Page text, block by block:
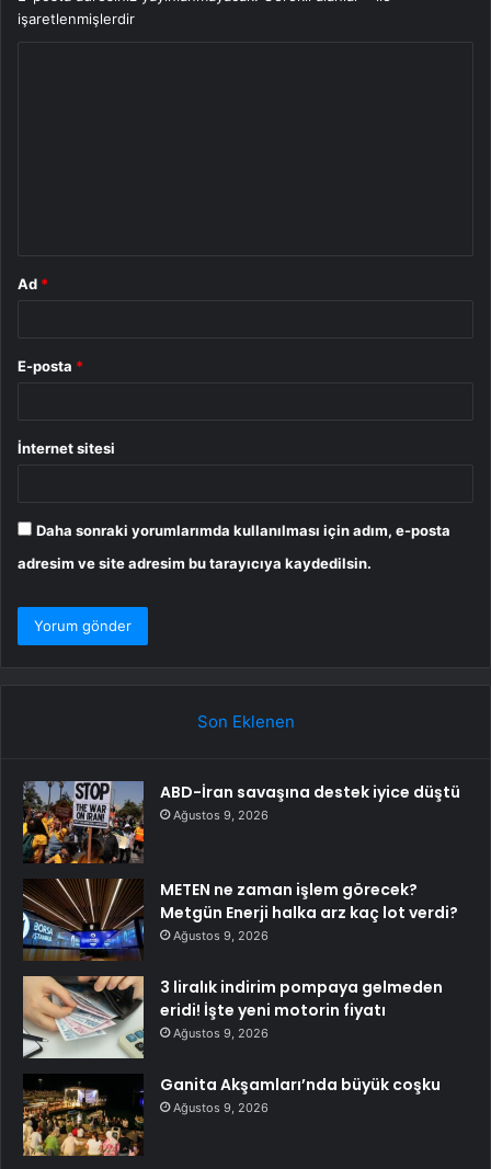
işaretlenmişlerdir
Ad *
E-posta *
İnternet sitesi
Daha sonraki yorumlarımda kullanılması için adım, e-posta
adresim ve site adresim bu tarayıcıya kaydedilsin.
Son Eklenen
ABD-İran savaşına destek iyice düştü
Ağustos 9, 2026
METEN ne zaman işlem görecek?
Metgün Enerji halka arz kaç lot verdi?
Ağustos 9, 2026
3 liralık indirim pompaya gelmeden
eridi! İşte yeni motorin fiyatı
Ağustos 9, 2026
Ganita Akşamları’nda büyük coşku
Ağustos 9, 2026